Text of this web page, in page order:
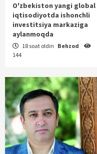
O'zbekiston yangi global
iqtisodiyotda ishonchli
investitsiya markaziga
aylanmoqda
18 soat oldin Behzod
144